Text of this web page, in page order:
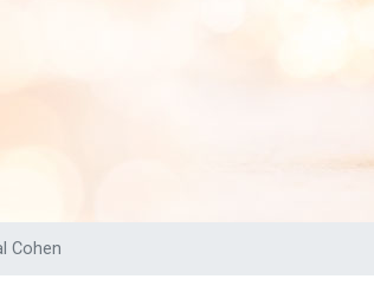
bénédiction
sur Zoom
sur WhatsApp
Cohen